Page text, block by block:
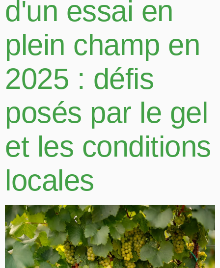
d'un essai en
plein champ en
2025 : défis
posés par le gel
et les conditions
locales